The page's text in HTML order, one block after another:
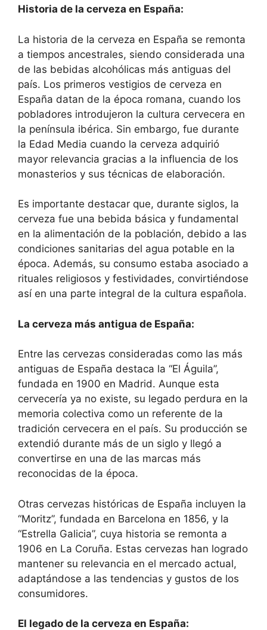
Historia de la cerveza en España:
La historia de la cerveza en España se remonta
a tiempos ancestrales, siendo considerada una
de las bebidas alcohólicas más antiguas del
país. Los primeros vestigios de cerveza en
España datan de la época romana, cuando los
pobladores introdujeron la cultura cervecera en
la península ibérica. Sin embargo, fue durante
la Edad Media cuando la cerveza adquirió
mayor relevancia gracias a la influencia de los
monasterios y sus técnicas de elaboración.
Es importante destacar que, durante siglos, la
cerveza fue una bebida básica y fundamental
en la alimentación de la población, debido a las
condiciones sanitarias del agua potable en la
época. Además, su consumo estaba asociado a
rituales religiosos y festividades, convirtiéndose
así en una parte integral de la cultura española.
La cerveza más antigua de España:
Entre las cervezas consideradas como las más
antiguas de España destaca la “El Águila”,
fundada en 1900 en Madrid. Aunque esta
cervecería ya no existe, su legado perdura en la
memoria colectiva como un referente de la
tradición cervecera en el país. Su producción se
extendió durante más de un siglo y llegó a
convertirse en una de las marcas más
reconocidas de la época.
Otras cervezas históricas de España incluyen la
“Moritz”, fundada en Barcelona en 1856, y la
“Estrella Galicia”, cuya historia se remonta a
1906 en La Coruña. Estas cervezas han logrado
mantener su relevancia en el mercado actual,
adaptándose a las tendencias y gustos de los
consumidores.
El legado de la cerveza en España: